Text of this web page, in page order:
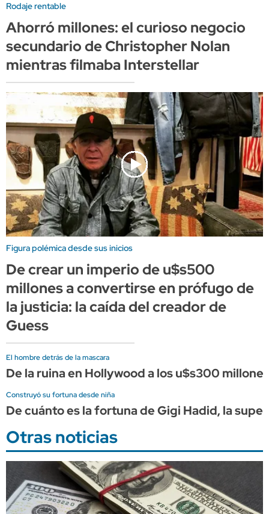
Rodaje rentable
Ahorró millones: el curioso negocio
secundario de Christopher Nolan
mientras filmaba Interstellar
Figura polémica desde sus inicios
De crear un imperio de u$s500
millones a convertirse en prófugo de
la justicia: la caída del creador de
Guess
El hombre detrás de la mascara
De la ruina en Hollywood a los u$s300
Construyó su fortuna desde niña
De cuánto es la fortuna de Gigi Hadid, la
Otras noticias